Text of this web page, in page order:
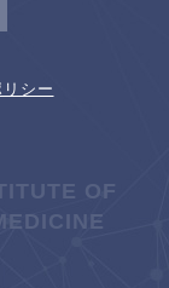
シー
OF